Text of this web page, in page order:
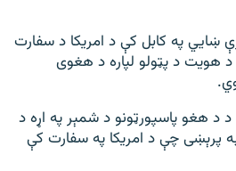
ښايي په کابل کې د امریکا د سفارت
د هویت د پټولو لپاره د هغوی
د د هغو پاسپورټونو د شمېر په اړه د
پرېښی چې د امریکا په سفارت کې